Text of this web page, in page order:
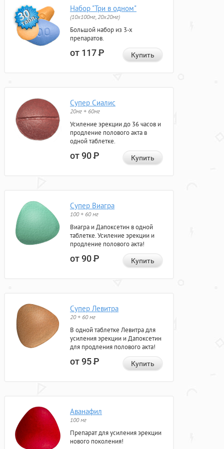
Набор "Три в одном"
(10x100мг, 20x20мг)
Большой набор из 3-х
препаратов.
от 117Р Купить
Супер Сиалис
20мг + 60мг
Усиление эрекции до 36 часов и
продление полового акта в
одной таблетке.
от 90Р Купить
Супер Виагра
100 + 60 мг
Виагра и Дапоксетин в одной
таблетке. Усиление эрекции и
продление полового акта!
от 90Р Купить
Супер Левитра
20 + 60 мг
В одной таблетке Левитра для
усиления эрекции и Дапоксетин
для продления полового акта!
от 95Р Купить
Аванафил
100 мг
Препарат для усиления эрекции
нового поколения!